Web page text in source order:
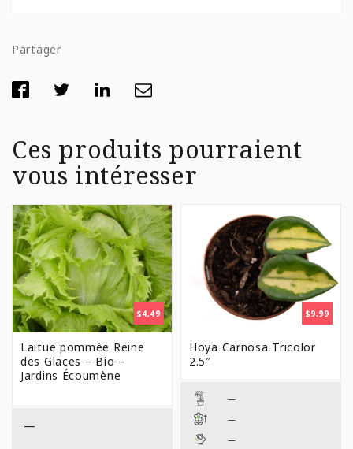
Partager
Ces produits pourraient
vous intéresser
$4,49
Laitue pommée Reine
des Glaces – Bio –
Jardins Écoumène
—
$9,99
Hoya Carnosa Tricolor
2.5″
—
—
—